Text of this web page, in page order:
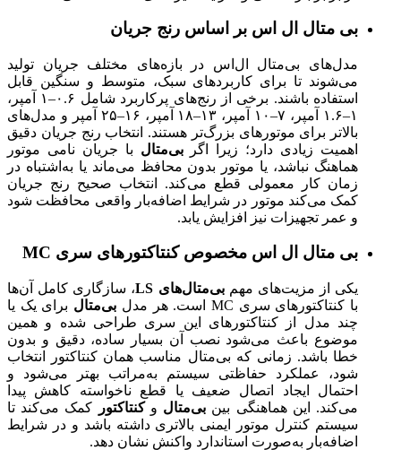
بی متال ال اس بر اساس رنج جریان
مدل‌های بی‌متال ال‌اس در بازه‌های مختلف جریان تولید
می‌شوند تا برای کاربردهای سبک، متوسط و سنگین قابل
استفاده باشند. برخی از رنج‌های پرکاربرد شامل ۰.۶–۱ آمپر،
۱–۱.۶ آمپر، ۷–۱۰ آمپر، ۱۳–۱۸ آمپر، ۱۶–۲۵ آمپر و مدل‌های
بالاتر برای موتورهای بزرگ‌تر هستند. انتخاب رنج جریان دقیق
اهمیت زیادی دارد؛ زیرا اگربی‌متال با جریان نامی موتور
هماهنگ نباشد، یا موتور بدون محافظ می‌ماند یا به‌اشتباه در
زمان کار معمولی قطع می‌کند. انتخاب صحیح رنج جریان
کمک می‌کند موتور در شرایط اضافه‌بار واقعی محافظت شود
و عمر تجهیزات نیز افزایش یابد.
بی متال ال اس مخصوص کنتاکتورهای سری
یکی از مزیت‌های مهمبی‌متال‌های LS
، سازگاری کامل آن‌ها
با کنتاکتورهای سری MC است. هر مدل
بی‌متال برای یک یا
چند مدل از کنتاکتورهای این سری طراحی شده و همین
موضوع باعث می‌شود نصب آن بسیار ساده، دقیق و بدون
خطا باشد. زمانی که بی‌متال مناسب همان کنتاکتور انتخاب
شود، عملکرد حفاظتی سیستم به‌مراتب بهتر می‌شود و
احتمال ایجاد اتصال ضعیف یا قطع ناخواسته کاهش پیدا
می‌کند. این هماهنگی بین بی‌متال وکنتاکتور
کمک می‌کند تا
سیستم کنترل موتور ایمنی بالاتری داشته باشد و در شرایط
اضافه‌بار به‌صورت استاندارد واکنش نشان دهد.